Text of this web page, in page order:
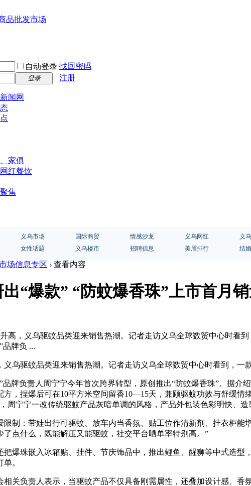
品批发市场
自动登录 找回密码
登录 注册
闻网
家俱
红餐饮
焦
义乌市场 国际商贸 情感沙龙 义乌网红 义
女性话题 义乌楼市 招聘信息 美眉排行 结
场信息专区 › 查看内容
“爆款” “防蚊爆香珠”上市首月
高，义乌驱蚊品类迎来销售热潮。记者走访义乌全球数贸中心时看
品牌负 ...
乌驱蚊品类迎来销售热潮。记者走访义乌全球数贸中心时看到，一
牌负责人周宁宁今年首次跨界转型，原创推出“防蚊爆香珠”。据介
，捏爆后可在10平方米空间留香10—15天，兼顾驱蚊功效与舒缓情
周宁宁一改传统驱蚊产品灰暗单调的风格，产品外包装色彩明快、造
制：带娃出行可驱蚊、放车内当香氛、贴工位作清新剂、挂衣柜
点什么，既能解压又能驱蚊，社交平台晒单率特别高。”
把爆珠嵌入冰箱贴、挂件、节庆饰品中，推出鲤鱼、醒狮等中式造
。
相关负责人表示，当驱蚊产品不仅具备刚需属性，还叠加设计感、